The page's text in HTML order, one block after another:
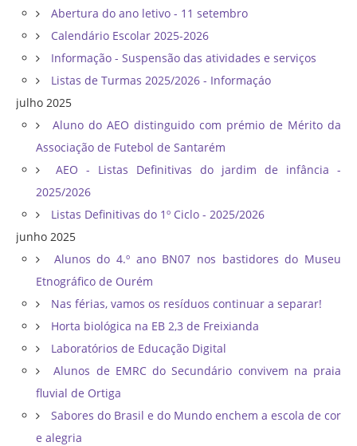
Abertura do ano letivo - 11 setembro
Calendário Escolar 2025-2026
Informação - Suspensão das atividades e serviços
Listas de Turmas 2025/2026 - Informaçáo
julho 2025
Aluno do AEO distinguido com prémio de Mérito da
Associação de Futebol de Santarém
AEO - Listas Definitivas do jardim de infância -
2025/2026
Listas Definitivas do 1º Ciclo - 2025/2026
junho 2025
Alunos do 4.º ano BN07 nos bastidores do Museu
Etnográfico de Ourém
Nas férias, vamos os resíduos continuar a separar!
Horta biológica na EB 2,3 de Freixianda
Laboratórios de Educação Digital
Alunos de EMRC do Secundário convivem na praia
fluvial de Ortiga
Sabores do Brasil e do Mundo enchem a escola de cor
e alegria